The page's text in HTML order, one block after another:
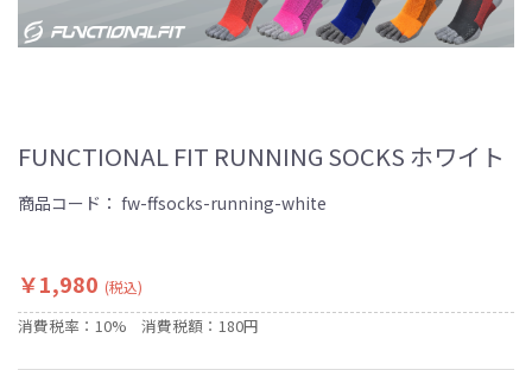
FUNCTIONAL FIT RUNNING SOCKS ホワイト
商品コード： fw-ffsocks-running-white
￥1,980 (税込)
消費税率：10% 消費税額：180円